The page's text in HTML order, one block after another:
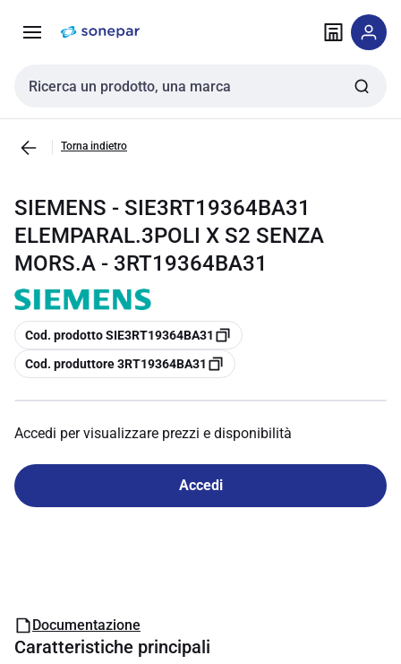
navigazione alla
Cerca input
Torna indietro
SIEMENS - SIE3RT19364BA31
ELEMPARAL.3POLI X S2 SENZA
MORS.A - 3RT19364BA31
copia
Cod. prodotto SIE3RT19364BA31
copia
Cod. produttore 3RT19364BA31
Accedi per visualizzare prezzi e disponibilità
Accedi
Documentazione
Caratteristiche principali